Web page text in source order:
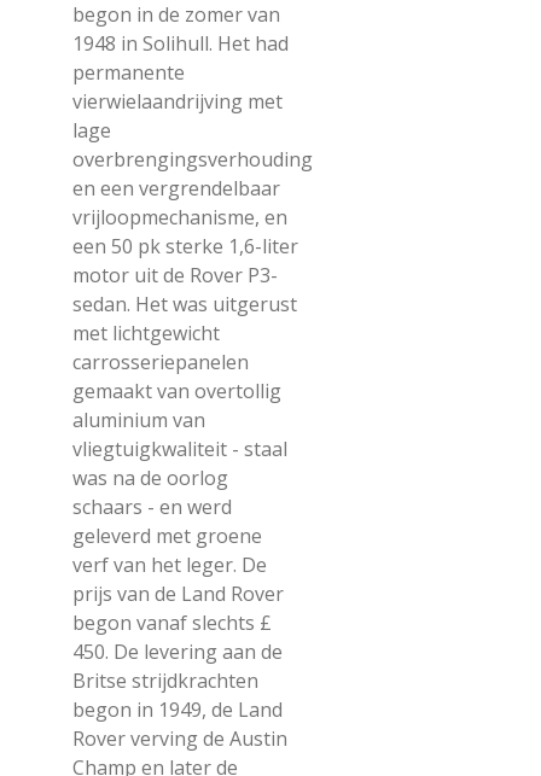
begon in de zomer van
1948 in Solihull. Het had
permanente
vierwielaandrijving met
lage
overbrengingsverhouding
en een vergrendelbaar
vrijloopmechanisme, en
een 50 pk sterke 1,6-liter
motor uit de Rover P3-
sedan. Het was uitgerust
met lichtgewicht
carrosseriepanelen
gemaakt van overtollig
aluminium van
vliegtuigkwaliteit - staal
was na de oorlog
schaars - en werd
geleverd met groene
verf van het leger. De
prijs van de Land Rover
begon vanaf slechts £
450. De levering aan de
Britse strijdkrachten
begon in 1949, de Land
Rover verving de Austin
Champ en later de